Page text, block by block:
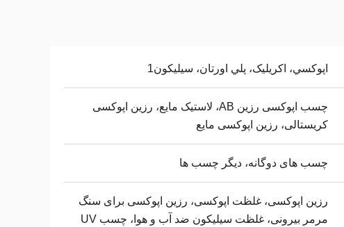
اپوکسي، اکريليک، پلي اورتان، سيليكون1
چسب اپوکسی رزین AB، لاستیک مایع، رزین اپوکسی
کریستالی، رزین اپوکسی مایع
چسب های دوگانه، دیگر چسب ها
رزین اپوکسی، غلظت اپوکسی، رزین اپوکسی برای سنگ
مرمر بیرونی، غلظت سیلیکون ضد آب و هوا، چسب UV